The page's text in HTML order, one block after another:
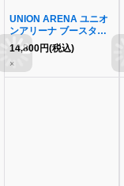
UNION ARENA ユニオ
ンアリーナ ブースター
パック To LOVEる-とら
ぶる- Memory of
Heroines《未開封
BOX》
14,800円(税込)
×